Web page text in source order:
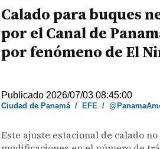
Calado para buques
por el Canal de
por fenómeno de El
Publicado 2026/07/03 08:45:00
Ciudad de Panamá/ EFE /
Este ajuste estacional de calado